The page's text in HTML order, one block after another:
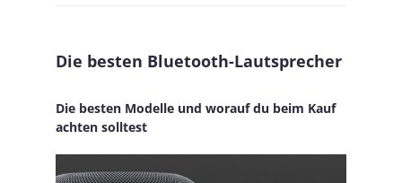
Die besten Bluetooth-Lautsprecher
Die besten Modelle und worauf du beim Kauf
achten solltest